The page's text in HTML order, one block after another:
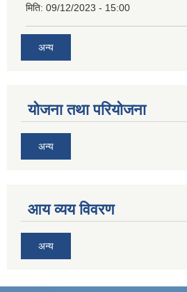
मिति: 09/12/2023 - 15:00
अन्य
योजना तथा परियोजना
अन्य
आय व्यय विवरण
अन्य